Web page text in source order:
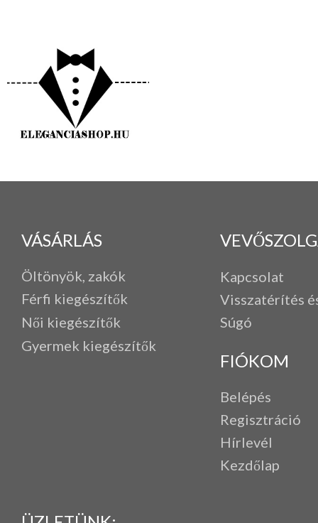
VÁSÁRLÁS
Öltönyök, zakók
Férfi kiegészítők
Női kiegészítők
Gyermek kiegészítők
Kapcsolat
Visszatérítés
Súgó
FIÓKOM
Belépés
Regisztráció
Hírlevél
Kezdőlap